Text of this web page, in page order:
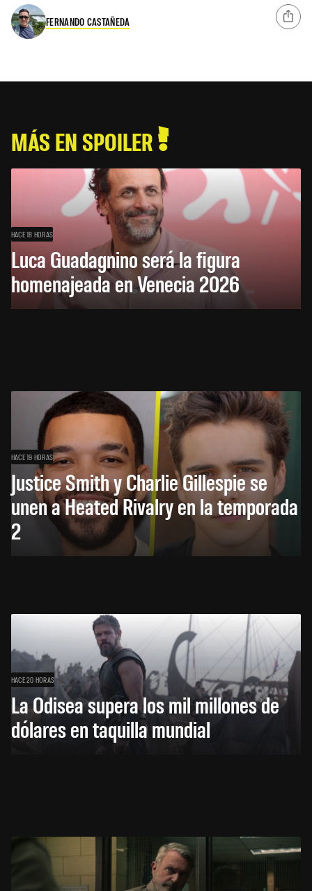
FERNANDO CASTAÑEDA
MÁS EN SPOILER
HACE 18 HORAS
Luca Guadagnino será la figura
homenajeada en Venecia 2026
HACE 19 HORAS
Justice Smith y Charlie Gillespie se
unen a Heated Rivalry en la temporada
2
HACE 20 HORAS
La Odisea supera los mil millones de
dólares en taquilla mundial